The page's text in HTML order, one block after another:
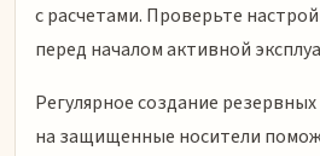
с расчетами. Проверьте
перед началом активной
Регулярное создание
на защищенные носители